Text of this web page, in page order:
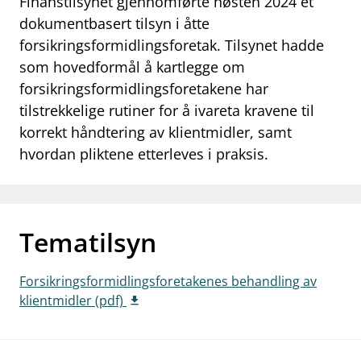
work_outlineJobb hos oss
dashboard Informasjon for investorer
notifications_noneAbonner på nyhetsvarsel
dokumentbasert tilsyn i åtte
forsikringsformidlingsforetak. Tilsynet hadde
som hovedformål å kartlegge om
forsikringsformidlingsforetakene har
tilstrekkelige rutiner for å ivareta kravene til
korrekt håndtering av klientmidler, samt
hvordan pliktene etterleves i praksis.
Tematilsyn
Forsikringsformidlingsforetakenes behandling av
klientmidler (pdf)